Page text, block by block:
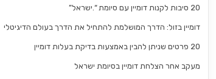
20 סיבות לקנות דומיין עם סיומת “.ישראל”
דומיין בזול: הדרך המושלמת להתחיל את הדרך בעולם הדיגיטלי
20 פרטים שניתן להבין באמצעות בדיקת בעלות דומיין
מעקב אחר הצלחת דומיין בסיומת ישראל